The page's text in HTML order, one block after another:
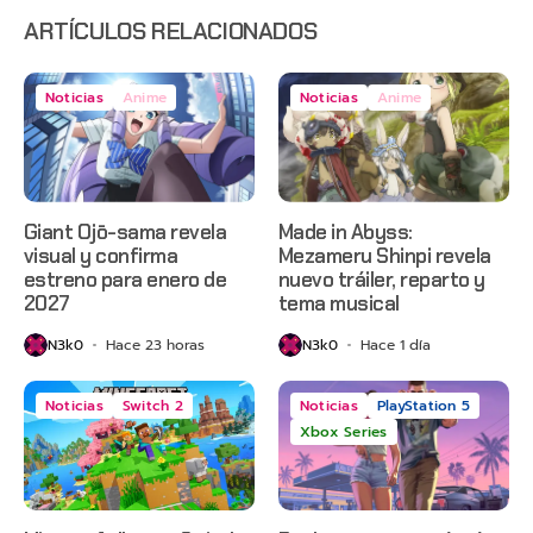
ARTÍCULOS RELACIONADOS
Noticias Anime
Giant Ojō-sama revela
visual y confirma
estreno para enero de
2027
N3k0 Hace 23 horas
Noticias Anime
Made in Abyss:
Mezameru Shinpi revela
nuevo tráiler, reparto y
tema musical
N3k0 Hace 1 día
Noticias Switch 2 Noticias
PlayStation 5
Xbox Series